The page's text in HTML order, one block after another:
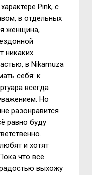
Pink, с
в отдельных
женщина,
никаких
вNikamuza
себя: к
всегда
Но
разонравится
равно буду
и хотят
что всё
выхожу